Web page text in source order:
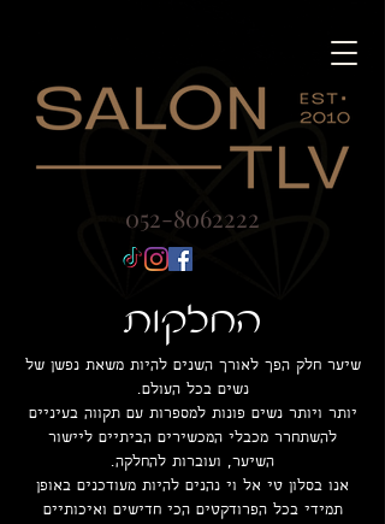
052-8062222
החלקות
שיער חלק הפך לאורך השנים להיות משאת נפשן של
נשים בכל העולם.
יותר ויותר נשים פונות למספרות עם תקווה בעיניים
להשתחרר מכבלי המכשירים הביתיים ליישור
השיער, ועוברות להחלקה.
אנו בסלון טי אל וי נהנים להיות מעודכנים באופן
תמידי בכל הפרודקטים הכי חדישים ואיכותיים